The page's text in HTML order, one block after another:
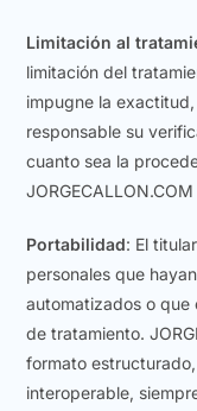
Limitación al
limitación del
impugne la
responsable su
cuanto sea la
JORGECALLON.COM
Portabilidad: El
personales que
automatizados o que
de tratamiento.
formato
interoperable,